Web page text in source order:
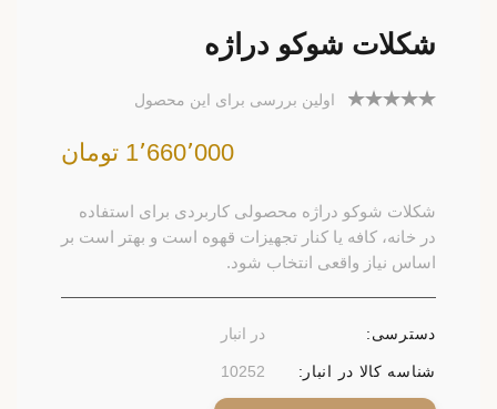
شکلات شوکو دراژه
اولین بررسی برای این محصول
1٬660٬000 تومان
شکلات شوکو دراژه محصولی کاربردی برای استفاده
در خانه، کافه یا کنار تجهیزات قهوه است و بهتر است بر
اساس نیاز واقعی انتخاب شود.
دسترسی: در انبار
شناسه کالا در انبار: 10252